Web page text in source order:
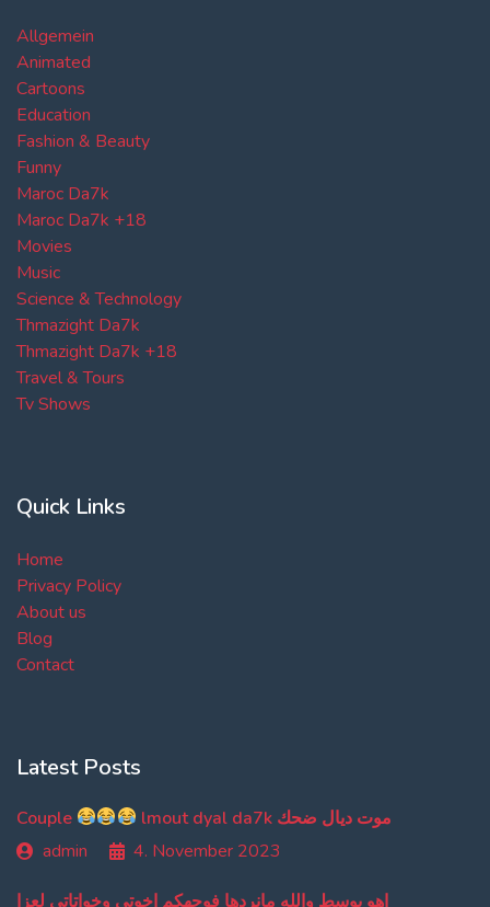
Allgemein
Animated
Cartoons
Education
Fashion & Beauty
Funny
Maroc Da7k
Maroc Da7k +18
Movies
Music
Science & Technology
Thmazight Da7k
Thmazight Da7k +18
Travel & Tours
Tv Shows
Quick Links
Home
Privacy Policy
About us
Blog
Contact
Latest Posts
Couple
lmout dyal da7k موت ديال ضحك
admin
4. November 2023
اهو بوسط والله مانردها فوجهكم اخوتي وخواتاتي لعزا